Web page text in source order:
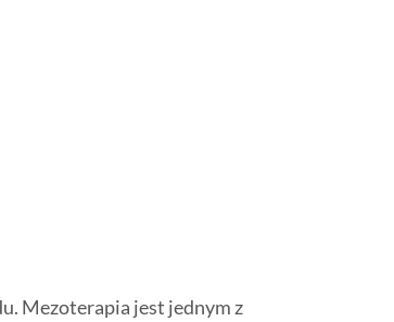
Mezoterapia jest jednym z